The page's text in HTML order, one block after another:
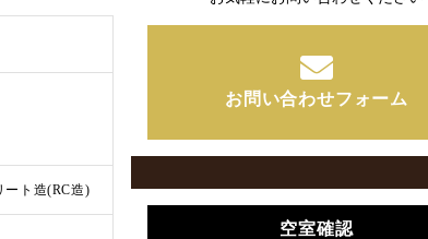
ート造(RC造)
お問い合わせフォーム
空室確認